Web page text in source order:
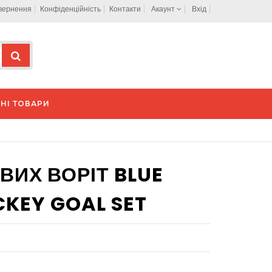
Конфіденційність Контакти Акаунт Вхід
ТОВАРИ
ВОРІТ BLUE
GOAL SET